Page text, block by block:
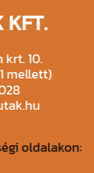
KFT.
10.
mellett)
oldalakon: